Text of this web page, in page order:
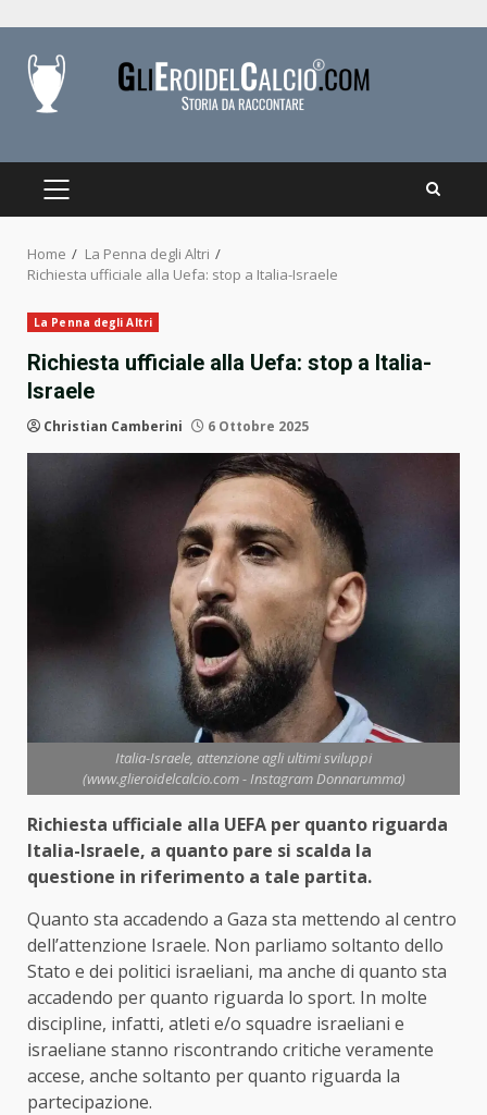
content
PRIMARY
Home
La Penna degli Altri
Richiesta ufficiale alla Uefa: stop a Italia-Israele
La Penna degli Altri
Richiesta ufficiale alla Uefa: stop a Italia-
Israele
Christian Camberini 6 Ottobre 2025
Italia-Israele, attenzione agli ultimi sviluppi
(www.glieroidelcalcio.com - Instagram Donnarumma)
Richiesta ufficiale alla UEFA per quanto riguarda
Italia-Israele, a quanto pare si scalda la
questione in riferimento a tale partita.
Quanto sta accadendo a Gaza sta mettendo al centro
dell’attenzione Israele. Non parliamo soltanto dello
Stato e dei politici israeliani, ma anche di quanto sta
accadendo per quanto riguarda lo sport. In molte
discipline, infatti, atleti e/o squadre israeliani e
israeliane stanno riscontrando critiche veramente
accese, anche soltanto per quanto riguarda la
partecipazione.